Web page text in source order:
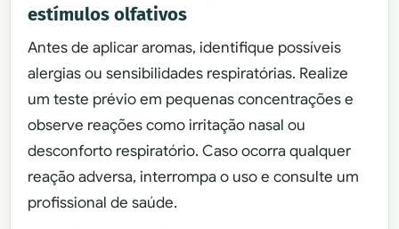
estímulos olfativos
Antes de aplicar aromas, identifique possíveis
alergias ou sensibilidades respiratórias. Realize
um teste prévio em pequenas concentrações e
observe reações como irritação nasal ou
desconforto respiratório. Caso ocorra qualquer
reação adversa, interrompa o uso e consulte um
profissional de saúde.